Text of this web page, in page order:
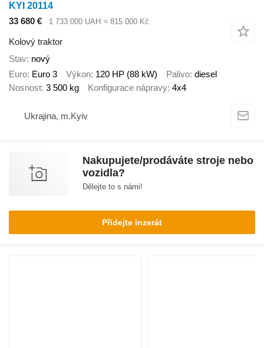
KYI 20114
33 680 €
1 733 000 UAH ≈ 815 000 Kč
Kolový traktor
Stav nový
Euro Euro 3 Výkon 120 HP (88 kW) Palivo diesel
Nosnost 3 500 kg Konfigurace nápravy 4x4
Ukrajina, m.Kyiv
Nakupujete/prodáváte stroje nebo
vozidla?
Dělejte to s námi!
Přidejte inzerát